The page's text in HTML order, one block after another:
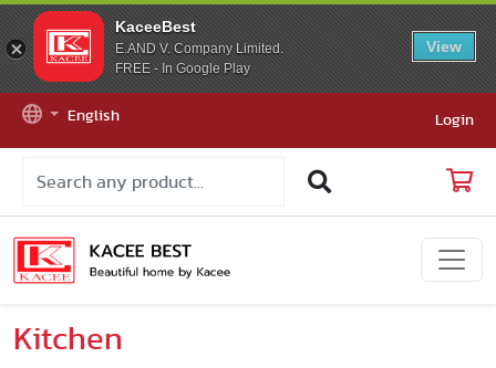
KaceeBest
E.AND V. Company Limited.
FREE - In Google Play
View
English Login
Kitchen